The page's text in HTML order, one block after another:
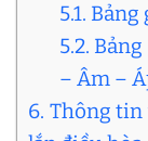
5.1.
5.2.
– Âm –
6. Thông